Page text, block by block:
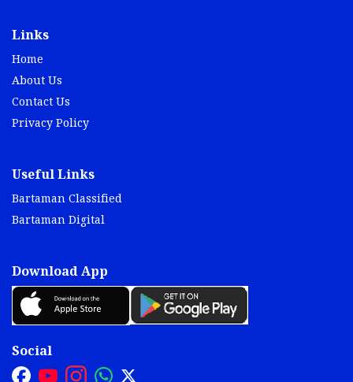
Links
Home
About Us
Contact Us
Privacy Policy
Useful Links
Bartaman Classified
Bartaman Digital
Download App
Social